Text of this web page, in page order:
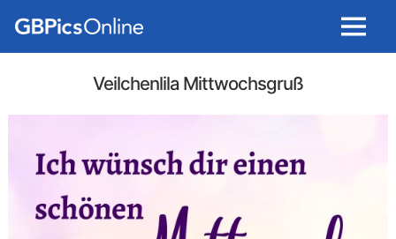
Menu
Veilchenlila Mittwochsgruß